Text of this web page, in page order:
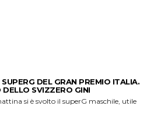
DEL GRAN PREMIO ITALIA.
DELLO SVIZZERO GINI
si è svolto il superG maschile, utile